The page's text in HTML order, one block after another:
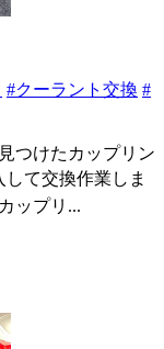
#クーラント交換 #
つけたカップリン
して交換作業しま
ップリ...